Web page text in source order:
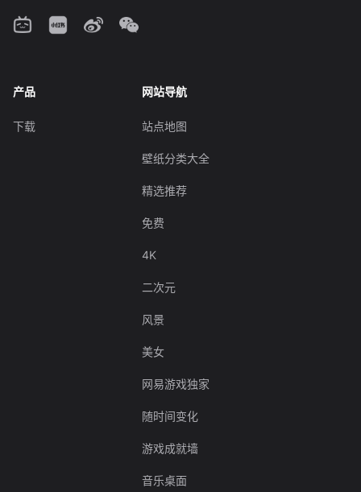
产品
下载
网站导航
站点地图
壁纸分类大全
精选推荐
免费
4K
二次元
风景
美女
网易游戏独家
随时间变化
游戏成就墙
音乐桌面